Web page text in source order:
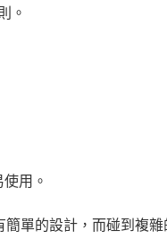
。
用。
單的設計，而碰到複